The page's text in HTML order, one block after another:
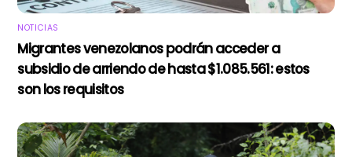
NOTICIAS
Migrantes venezolanos podrán acceder a
subsidio de arriendo de hasta $1.085.561: estos
son los requisitos